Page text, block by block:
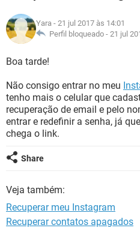
GUIA DE COMPRAS
INSTAGRAM
GUIA DE COMPRAS
CELULAR
OUTLOOK
INSTAGRAM
FÓRUM
JOGOS
CELULAR
OUTLOOK
INSTAGRAM
GUIA DE COMPRAS
GLOSSÁRIO
OUTLOOK
INSTAGRAM
GUIA DE COMPRAS
Yara - 21 jul 2017 às 14:01
Perfil bloqueado - 21 jul
Boa tarde!
Não consigo entrar no meu
tenho mais o celular que
recuperação de email e pelo
entrar e redefinir a senha, já
chega o link.
Share
Veja também:
Recuperar meu Instagram
Recuperar contatos apagados